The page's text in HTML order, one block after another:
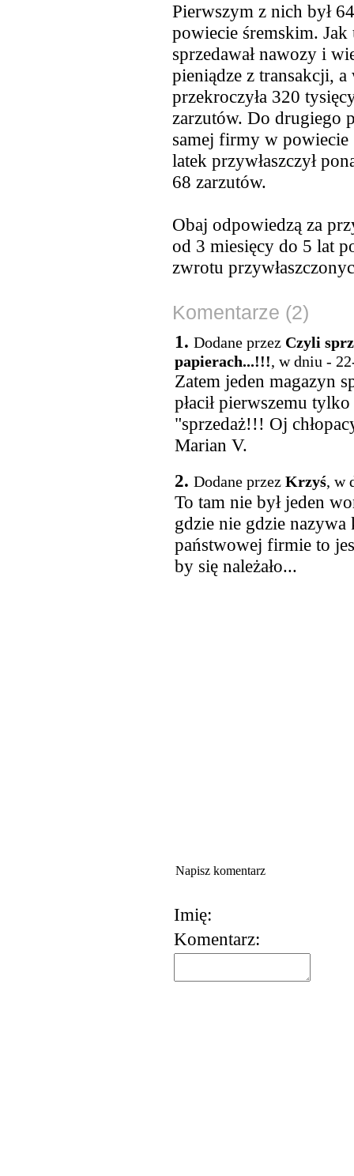
Pierwszym z nich był
powiecie śremskim.
sprzedawał nawozy i
pieniądze z transakcji, a
przekroczyła 320
zarzutów. Do drugiego
samej firmy w
latek przywłaszczył
68 zarzutów.
Obaj odpowiedzą za
od 3 miesięcy do 5 lat
zwrotu
Komentarze (2)
1. Dodane przez Czyli
papierach...!!!, w dniu -
Zatem jeden magazyn
płacił pierwszemu
"sprzedaż!!! Oj
Marian V.
2. Dodane przez Krzyś, w
To tam nie był jeden
gdzie nie gdzie
państwowej firmie to
by się należało...
Napisz komentarz
Imię:
Komentarz: